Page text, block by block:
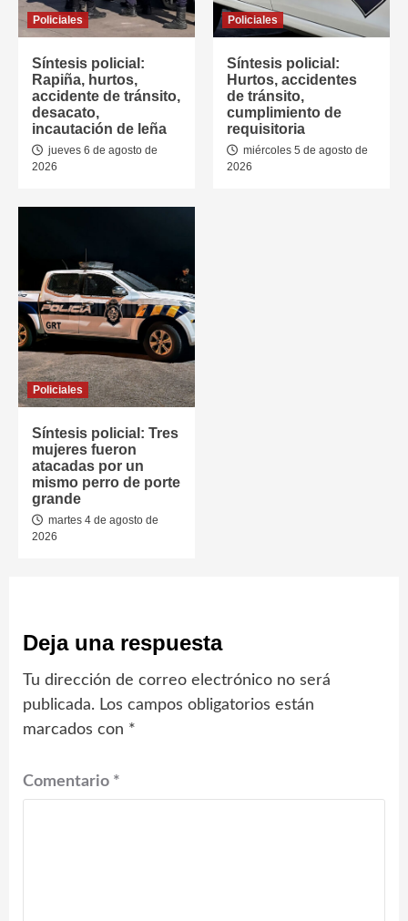
Policiales
Síntesis policial:
Rapiña, hurtos,
accidente de tránsito,
desacato,
incautación de leña
jueves 6 de agosto de
2026
Policiales
Síntesis policial:
Hurtos, accidentes
de tránsito,
cumplimiento de
requisitoria
miércoles 5 de agosto de
2026
Policiales
Síntesis policial: Tres
mujeres fueron
atacadas por un
mismo perro de porte
grande
martes 4 de agosto de
2026
Deja una respuesta
Tu dirección de correo electrónico no será
publicada. Los campos obligatorios están
marcados con *
Comentario *